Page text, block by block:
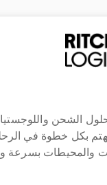
الشحن
بكل خطوة في
والمحيطات بسرعة